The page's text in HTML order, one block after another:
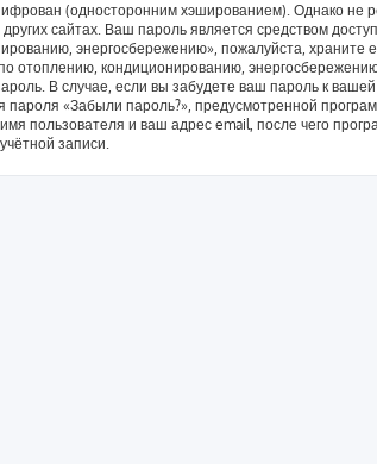
(односторонним хэшированием). Однако не
других сайтах. Ваш пароль является средством
энергосбережению», пожалуйста, храните
отоплению, кондиционированию,
В случае, если вы забудете ваш пароль к
пароля «Забыли пароль?», предусмотренной
пользователя и ваш адрес email, после чего
записи.